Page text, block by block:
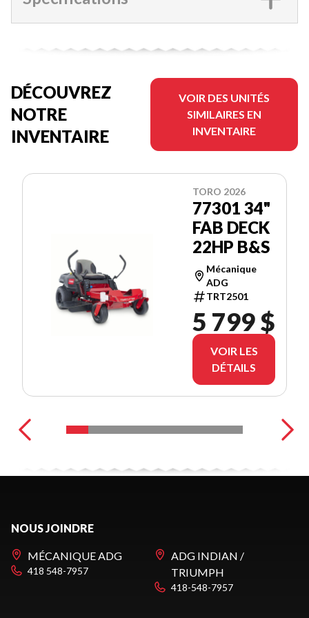
DÉCOUVREZ
NOTRE
INVENTAIRE
VOIR DES UNITÉS
SIMILAIRES EN
INVENTAIRE
TORO 2026
77301 34"
FAB DECK
22HP B&S
Mécanique
ADG
TRT2501
5 799 $
VOIR LES
DÉTAILS
NOUS JOINDRE
MÉCANIQUE ADG
418 548-7957
ADG INDIAN /
TRIUMPH
418-548-7957